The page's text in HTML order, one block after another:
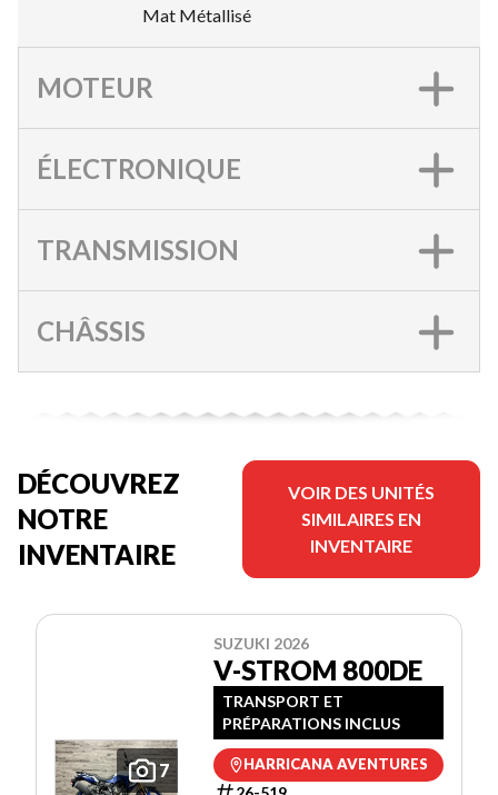
Mat Métallisé
MOTEUR
ÉLECTRONIQUE
TRANSMISSION
CHÂSSIS
DÉCOUVREZ
NOTRE
INVENTAIRE
VOIR DES UNITÉS
SIMILAIRES EN
INVENTAIRE
7
SUZUKI 2026
V-STROM 800DE
TRANSPORT ET
PRÉPARATIONS INCLUS
HARRICANA AVENTURES